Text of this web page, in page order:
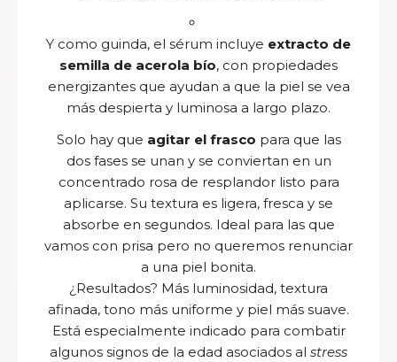
Y como guinda, el sérum incluye extracto de
semilla de acerola bío, con propiedades
energizantes que ayudan a que la piel se vea
más despierta y luminosa a largo plazo.
Solo hay que agitar el frasco para que las
dos fases se unan y se conviertan en un
concentrado rosa de resplandor listo para
aplicarse. Su textura es ligera, fresca y se
absorbe en segundos. Ideal para las que
vamos con prisa pero no queremos renunciar
a una piel bonita.
¿Resultados? Más luminosidad, textura
afinada, tono más uniforme y piel más suave.
Está especialmente indicado para combatir
algunos signos de la edad asociados al stress